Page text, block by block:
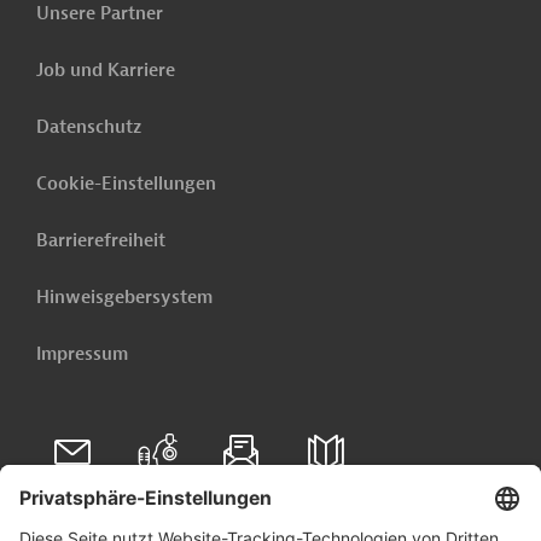
(PDF; 140,4 KB)
PRO202604241993214 - Annex 2
(PDF; 426,1 KB)
PRO202604241993214 - Annex 4
Energieeffizienz
Gesundheitswesen, übergreifend
Unsere Partner
Job und Karriere
Datenschutz
Cookie-Einstellungen
Barrierefreiheit
Hinweisgebersystem
Impressum